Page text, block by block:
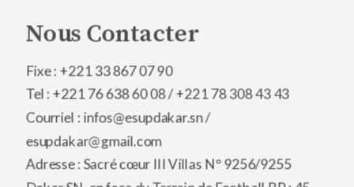
Nous Contacter
Fixe : +221 33 867 07 90
Tel : +221 76 638 60 08 /+221 78 308 43 43
Courriel : infos@esupdakar.sn /
esupdakar@gmail.com
Adresse : Sacré cœur III Villas N° 9256/9255